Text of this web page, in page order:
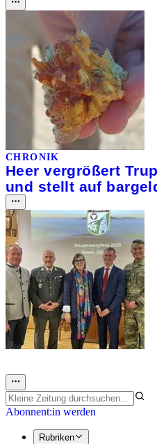
CHRONIK
Heer vergrößert
und stellt auf
Abonnent:in werden
Rubriken